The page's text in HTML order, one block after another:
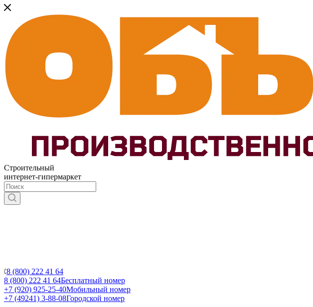
Строительный
интернет-гипермаркет
8 (800) 222 41 64
8 (800) 222 41 64Бесплатный номер
+7 (920) 925-25-40Мобильный номер
+7 (49241) 3-88-08Городской номер